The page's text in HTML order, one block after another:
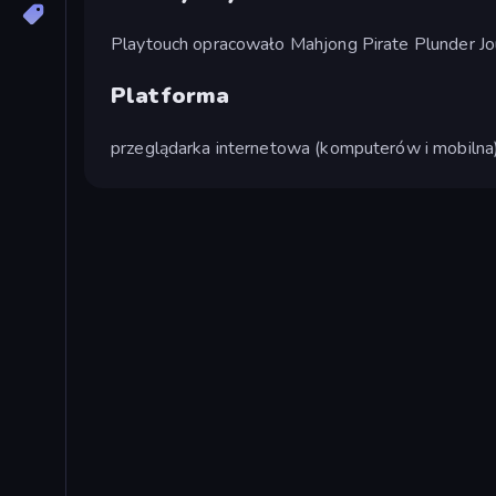
Playtouch opracowało Mahjong Pirate Plunder
Platforma
przeglądarka internetowa (komputerów i mobilna)